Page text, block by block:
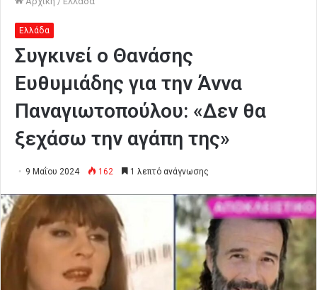
Ελλάδα
Συγκινεί ο Θανάσης
Ευθυμιάδης για την Άννα
Παναγιωτοπούλου: «Δεν θα
ξεχάσω την αγάπη της»
9 Μαΐου 2024 162 1 λεπτό ανάγνωσης